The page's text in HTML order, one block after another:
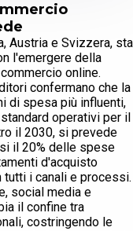
Austria e Svizzera, sta
l'emergere della
online.
confermano che la
di spesa più influenti,
operativi per il
il 2030, si prevede
il 20% delle spese
d'acquisto
tutti i canali e processi.
social media e
il confine tra
costringendo le